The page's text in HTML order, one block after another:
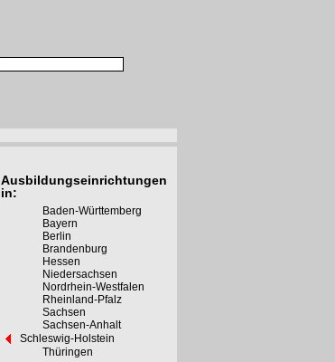
Ausbildungseinrichtungen
in:
Baden-Württemberg
Bayern
Berlin
Brandenburg
Hessen
Niedersachsen
Nordrhein-Westfalen
Rheinland-Pfalz
Sachsen
Sachsen-Anhalt
Schleswig-Holstein
Thüringen